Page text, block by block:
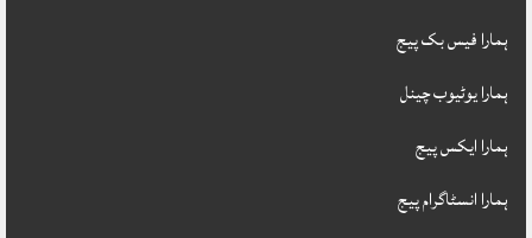
ہمارا فیس بک پیج
ہمارا یوٹیوب چینل
ہمارا ایکس پیج
ہمارا انسٹاگرام پیج